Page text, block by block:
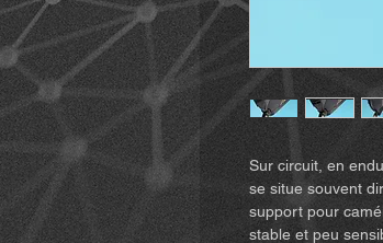
Sur circuit, en
se situe souvent
support pour
stable et peu